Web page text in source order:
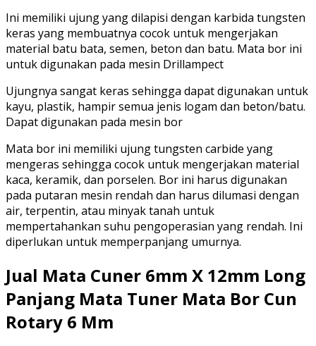
Ini memiliki ujung yang dilapisi dengan karbida tungsten
keras yang membuatnya cocok untuk mengerjakan
material batu bata, semen, beton dan batu. Mata bor ini
untuk digunakan pada mesin Drillampect
Ujungnya sangat keras sehingga dapat digunakan untuk
kayu, plastik, hampir semua jenis logam dan beton/batu.
Dapat digunakan pada mesin bor
Mata bor ini memiliki ujung tungsten carbide yang
mengeras sehingga cocok untuk mengerjakan material
kaca, keramik, dan porselen. Bor ini harus digunakan
pada putaran mesin rendah dan harus dilumasi dengan
air, terpentin, atau minyak tanah untuk
mempertahankan suhu pengoperasian yang rendah. Ini
diperlukan untuk memperpanjang umurnya.
Jual Mata Cuner 6mm X 12mm Long
Panjang Mata Tuner Mata Bor Cun
Rotary 6 Mm